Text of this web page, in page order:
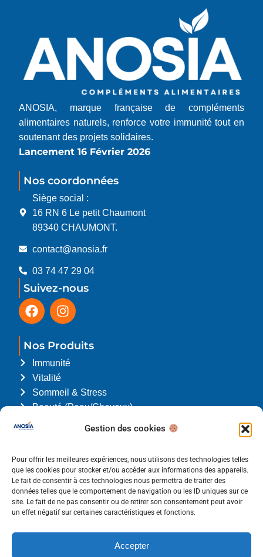
Gestion des cookies
Pour offrir les meilleures expériences, nous utilisons des technologies telles
que les cookies pour stocker et/ou accéder aux informations des appareils.
Le fait de consentir à ces technologies nous permettra de traiter des
données telles que le comportement de navigation ou les ID uniques sur ce
site. Le fait de ne pas consentir ou de retirer son consentement peut avoir
un effet négatif sur certaines caractéristiques et fonctions.
Accepter
ANOSIA, marque française de compléments
alimentaires naturels, renforce votre immunité tout en
soutenant des projets solidaires.
Lancement 16 Février 2026
Nos coordonnées
Siège social :
16 RN 6 Le petit Chaumont
89340 CHAUMONT.
contact@anosia.fr
03 74 47 29 04
Suivez-nous
Nos Produits
Immunité
Vitalité
Sommeil & Stress
Beauté (Peau/Cheveux)
L'Association du Trimestre
pour en savoir plus.
Liens utiles
Qui sommes-nous ?
Pharmacies & Pro
Contact